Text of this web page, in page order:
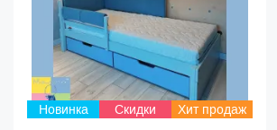
Новинка Скидки Хит продаж